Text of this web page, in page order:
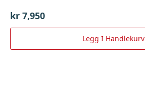
kr 7,950
Legg I Handlekurv